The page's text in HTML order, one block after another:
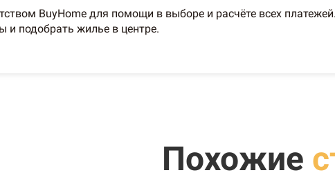
BuyHome для помощи в выборе и расчёте всех
и подобрать жилье в центре.
Похожие